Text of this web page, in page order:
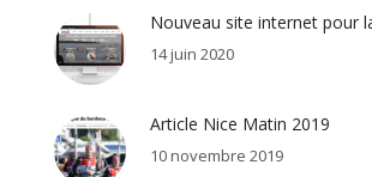
Nouveau site internet pour
14 juin 2020
Article Nice Matin 2019
10 novembre 2019